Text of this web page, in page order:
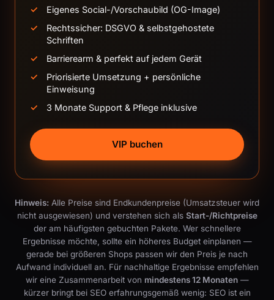
Eigenes Social-/Vorschaubild (OG-Image)
Rechtssicher: DSGVO & selbstgehostete
Schriften
Barrierearm & perfekt auf jedem Gerät
Priorisierte Umsetzung + persönliche
Einweisung
3 Monate Support & Pflege inklusive
VIP buchen
Hinweis: Alle Preise sind Endkundenpreise (Umsatzsteuer wird
nicht ausgewiesen) und verstehen sich als Start-/Richtpreise
der am häufigsten gebuchten Pakete. Wer schnellere
Ergebnisse möchte, sollte ein höheres Budget einplanen —
gerade bei größeren Shops passen wir den Preis je nach
Aufwand individuell an. Für nachhaltige Ergebnisse empfehlen
wir eine Zusammenarbeit von mindestens 12 Monaten—
kürzer bringt bei SEO erfahrungsgemäß wenig: SEO ist ein